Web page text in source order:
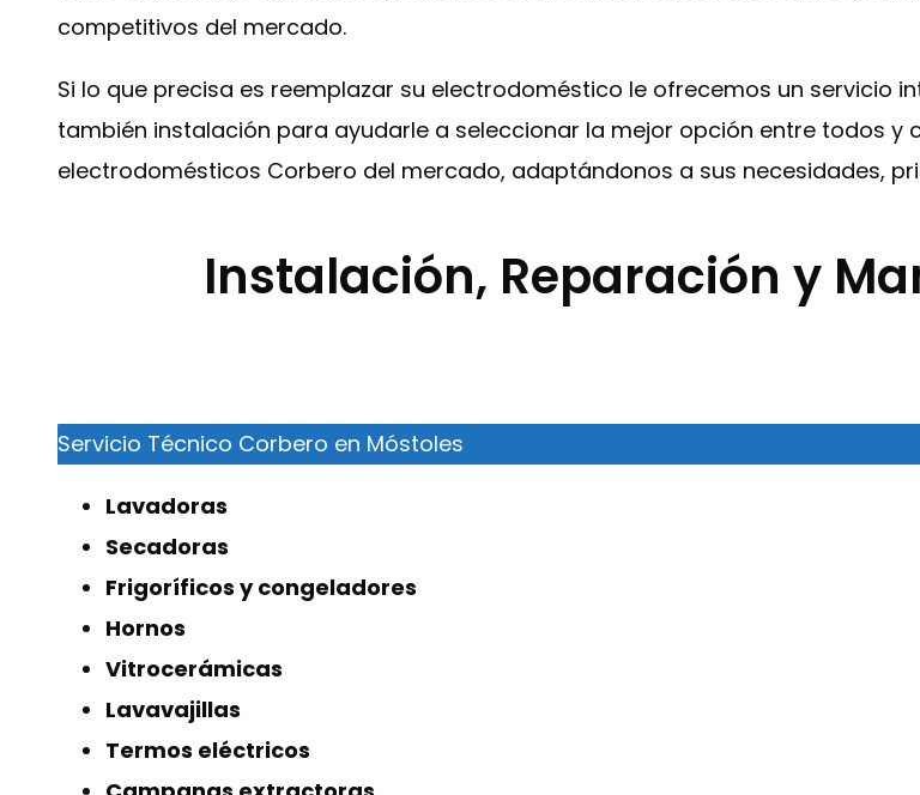
competitivos del mercado.
Si lo que precisa es reemplazar su electrodoméstico le ofrecemos un servicio
también instalación para ayudarle a seleccionar la mejor opción entre todos y
electrodomésticos Corbero del mercado, adaptándonos a sus necesidades,
Instalación, Reparación y
Servicio Técnico Corbero en Móstoles
Lavadoras
Secadoras
Frigoríficos y congeladores
Hornos
Vitrocerámicas
Lavavajillas
Termos eléctricos